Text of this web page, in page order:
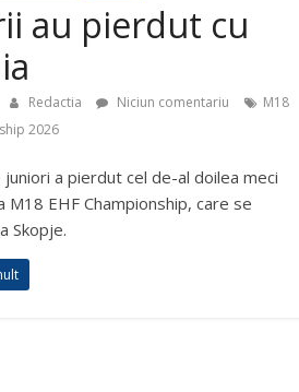
au pierdut cu
Redactia Niciun comentariu
M18
2026
juniori a pierdut cel de-al doilea meci
M18 EHF Championship, care se
Skopje.